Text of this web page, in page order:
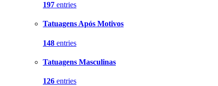
197 entries
Tatuagens Após Motivos
148 entries
Tatuagens Masculinas
126 entries